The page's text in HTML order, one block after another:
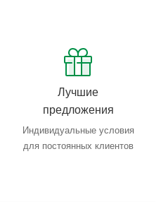
Лучшие
предложения
Индивидуальные условия
для постоянных клиентов